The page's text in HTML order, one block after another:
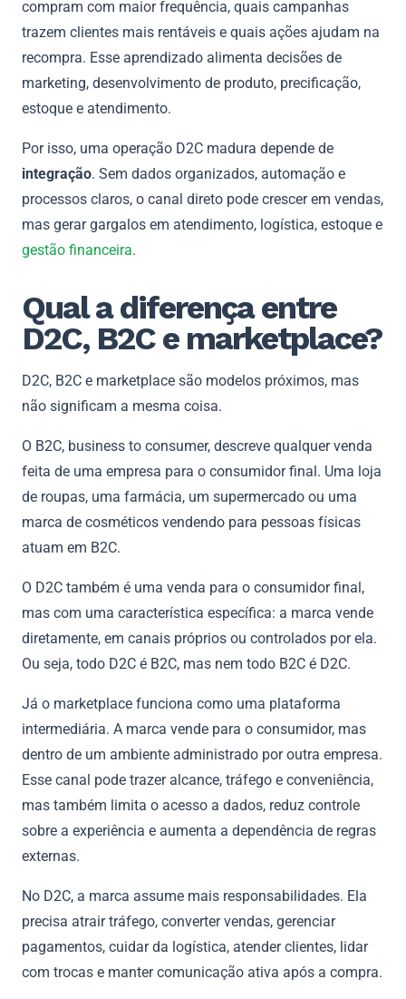
compram com maior frequência, quais campanhas
trazem clientes mais rentáveis e quais ações ajudam na
recompra. Esse aprendizado alimenta decisões de
marketing, desenvolvimento de produto, precificação,
estoque e atendimento.
Por isso, uma operação D2C madura depende de
integração. Sem dados organizados, automação e
processos claros, o canal direto pode crescer em vendas,
mas gerar gargalos em atendimento, logística, estoque e
gestão financeira.
Qual a diferença entre
D2C, B2C e marketplace?
D2C, B2C e marketplace são modelos próximos, mas
não significam a mesma coisa.
O B2C, business to consumer, descreve qualquer venda
feita de uma empresa para o consumidor final. Uma loja
de roupas, uma farmácia, um supermercado ou uma
marca de cosméticos vendendo para pessoas físicas
atuam em B2C.
O D2C também é uma venda para o consumidor final,
mas com uma característica específica: a marca vende
diretamente, em canais próprios ou controlados por ela.
Ou seja, todo D2C é B2C, mas nem todo B2C é D2C.
Já o marketplace funciona como uma plataforma
intermediária. A marca vende para o consumidor, mas
dentro de um ambiente administrado por outra empresa.
Esse canal pode trazer alcance, tráfego e conveniência,
mas também limita o acesso a dados, reduz controle
sobre a experiência e aumenta a dependência de regras
externas.
No D2C, a marca assume mais responsabilidades. Ela
precisa atrair tráfego, converter vendas, gerenciar
pagamentos, cuidar da logística, atender clientes, lidar
com trocas e manter comunicação ativa após a compra.